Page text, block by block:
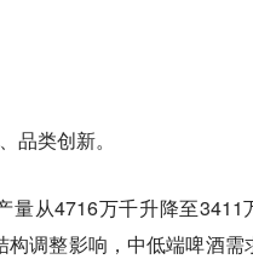
品类创新。
量从4716万千升降至3411
调整影响，中低端啤酒需